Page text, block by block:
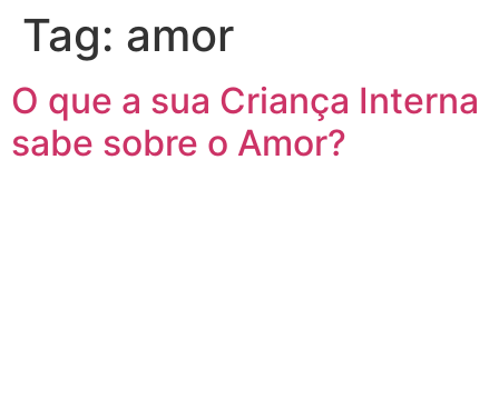
Tag: amor
O que a sua Criança Interna
sabe sobre o Amor?